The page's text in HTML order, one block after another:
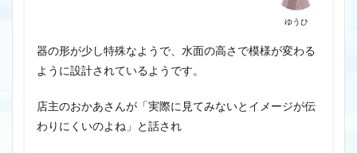
ゆうひ
器の形が少し特殊なようで、水面の高さで模様が変わる
ように設計されているようです。
店主のおかあさんが「実際に見てみないとイメージが伝
わりにくいのよね」と話され